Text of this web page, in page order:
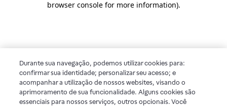
browser console for more information).
Durante sua navegação, podemos utilizar cookies para:
confirmar sua identidade; personalizar seu acesso; e
acompanhar a utilização de nossos websites, visando o
aprimoramento de sua funcionalidade. Alguns cookies são
essenciais para nossos serviços, outros opcionais. Você